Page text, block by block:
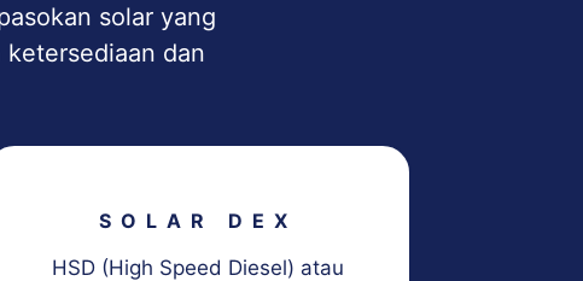
solar yang
dan
SOLAR DEX
HSD (High Speed Diesel) atau